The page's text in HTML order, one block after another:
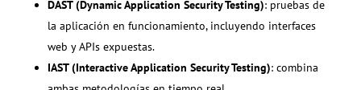
DAST (Dynamic Application Security Testing): pruebas de
la aplicación en funcionamiento, incluyendo interfaces
web y APIs expuestas.
IAST (Interactive Application Security Testing): combina